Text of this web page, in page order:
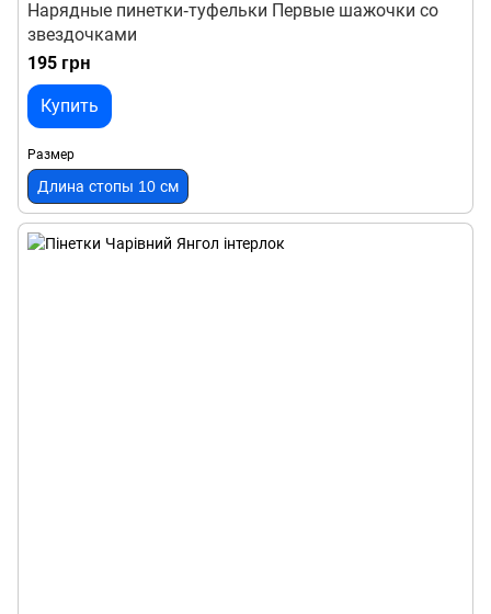
Нарядные пинетки-туфельки Первые шажочки со
звездочками
195 грн
Купить
Размер
Длина стопы 10 см